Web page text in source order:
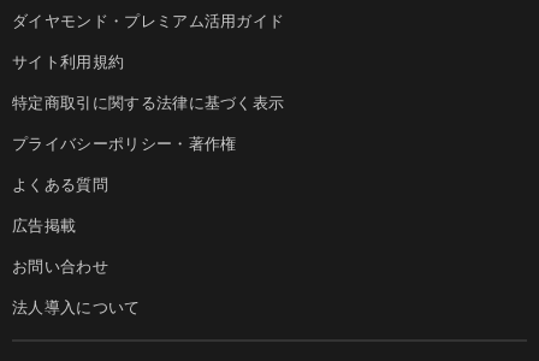
ダイヤモンド・プレミアム活用ガイド
サイト利用規約
特定商取引に関する法律に基づく表示
プライバシーポリシー・著作権
よくある質問
広告掲載
お問い合わせ
法人導入について